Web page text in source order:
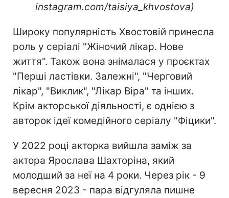
instagram.com/taisiya_khvostova)
Широку популярність Хвостовій принесла
роль у серіалі "Жіночий лікар. Нове
життя". Також вона знімалася у проєктах
"Перші ластівки. Залежні", "Черговий
лікар", "Виклик", "Лікар Віра" та інших.
Крім акторської діяльності, є однією з
авторок ідеї комедійного серіалу "Фіцики".
У 2022 році акторка вийшла заміж за
актора Ярослава Шахторіна, який
молодший за неї на 4 роки. Через рік - 9
вересня 2023 - пара відгуляла пишне